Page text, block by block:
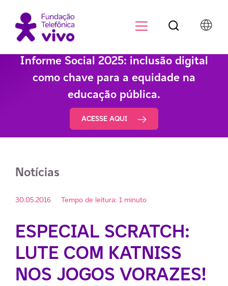
Informe Social 2025: inclusão digital
como chave para a equidade na
educação pública.
ACESSE AQUI
Notícias
30.05.2016 Tempo de leitura: 1 minuto
ESPECIAL SCRATCH:
LUTE COM KATNISS
NOS JOGOS VORAZES!
Botão de